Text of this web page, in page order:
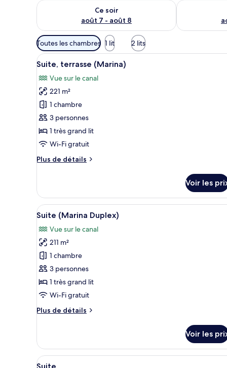
Ce soir
août 7 - août 8
Vérifier la disponibilité pour ce soir août 7 - août 8
Vérifier la
Filtres
disponibles
pour
chambres
Toutes les chambres 1 lit 2 lits
Afficher
toutes
les
photos
pour
ce
type
de
chambre :
Suite,
Une chambre d’hôtel
11
Suite, terrasse (Marina)
Vue sur le canal
221 m²
1 chambre
3 personnes
1 très grand lit
Wi-Fi gratuit
Plus de détails
Plus
le
type
de
chambre
Suite,
terrasse
(Marina)
Voir les
Afficher
toutes
les
photos
pour
ce
type
de
chambre :
Suite
Un vaste espace de vie
18
Suite (Marina Duplex)
Vue sur le canal
211 m²
1 chambre
3 personnes
1 très grand lit
Wi-Fi gratuit
Plus de détails
Plus
le
type
de
Voir les
Afficher
Un salon moderne avec une
14
Suite